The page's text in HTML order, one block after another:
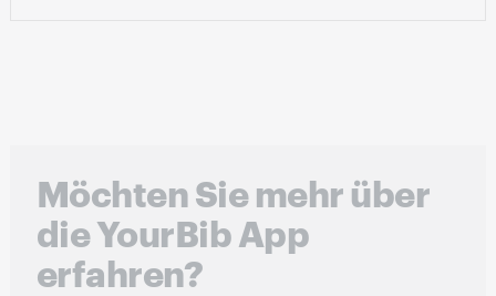
Möchten Sie mehr über
die YourBib App
erfahren?